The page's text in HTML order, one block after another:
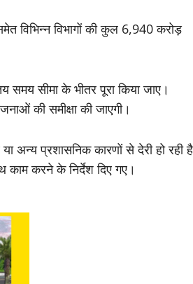
विभिन्न विभागों की कुल 6,940 करोड़
समय सीमा के भीतर पूरा किया जाए।
की समीक्षा की जाएगी।
अन्य प्रशासनिक कारणों से देरी हो रही
करने के निर्देश दिए गए।